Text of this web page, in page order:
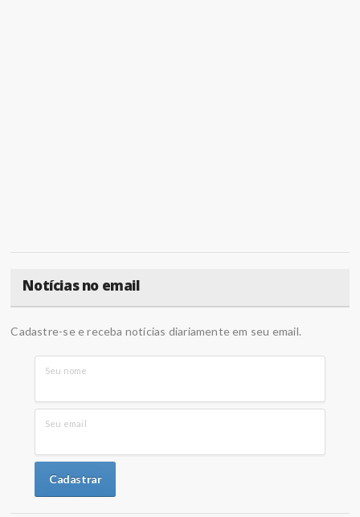
Notícias no email
Cadastre-se e receba notícias diariamente em seu email.
Seu nome
Seu email